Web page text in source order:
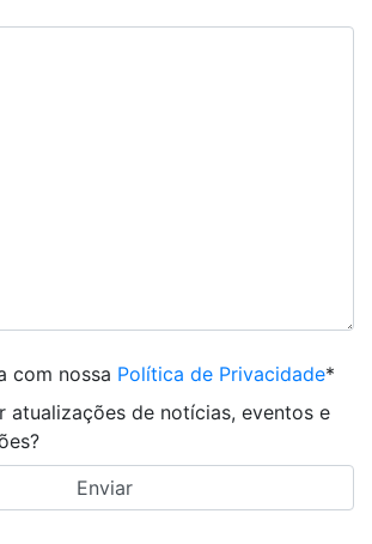
com nossa Política de Privacidade*
atualizações de notícias, eventos e